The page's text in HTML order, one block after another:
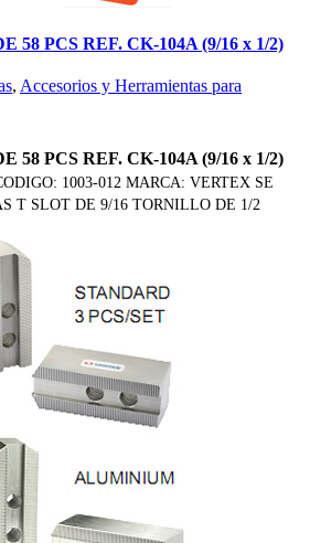
58 PCS REF. CK-104A (9/16 x 1/2)
, Accesorios y Herramientas para
58 PCS REF. CK-104A (9/16 x 1/2)
1003-012 MARCA: VERTEX SE
T SLOT DE 9/16 TORNILLO DE 1/2